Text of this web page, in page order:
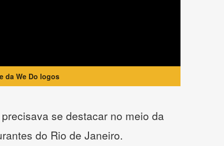
da We Do logos
se destacar no meio da
do Rio de Janeiro.